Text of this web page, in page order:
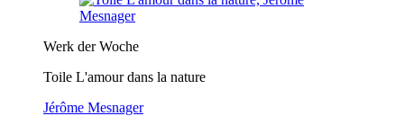
Werk der Woche
Toile L'amour dans la nature
Jérôme Mesnager